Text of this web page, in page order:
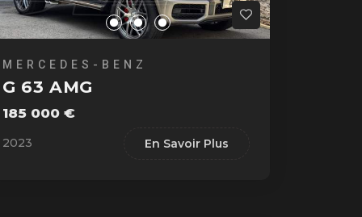
MERCEDES-BENZ
G 63 AMG
185 000 €
2023 En Savoir Plus